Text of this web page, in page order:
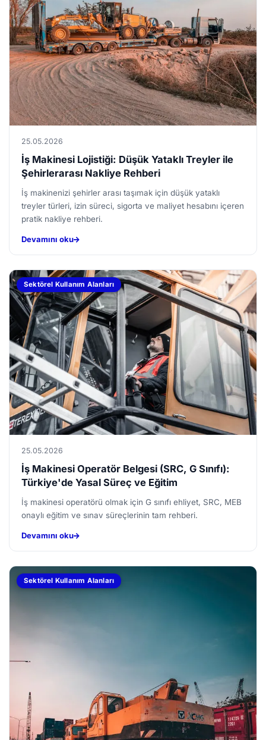
25.05.2026
İş Makinesi Lojistiği: Düşük Yataklı Treyler ile
Şehirlerarası Nakliye Rehberi
İş makinenizi şehirler arası taşımak için düşük yataklı
treyler türleri, izin süreci, sigorta ve maliyet hesabını içeren
pratik nakliye rehberi.
Devamını oku
Sektörel Kullanım Alanları
25.05.2026
İş Makinesi Operatör Belgesi (SRC, G Sınıfı):
Türkiye'de Yasal Süreç ve Eğitim
İş makinesi operatörü olmak için G sınıfı ehliyet, SRC, MEB
onaylı eğitim ve sınav süreçlerinin tam rehberi.
Devamını oku
Sektörel Kullanım Alanları